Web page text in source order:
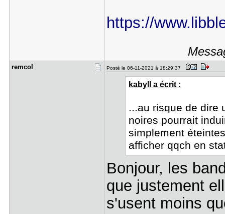
https://
remcol Posté le 06-11-2021 à 18:29:37
kabyll a écrit :
...au risque de dire
noires pourrait
simplement
afficher qqch en
Bonjour, les
que justement
s'usent moins